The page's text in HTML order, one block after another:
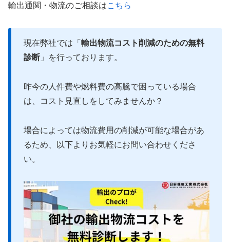
輸出通関・物流のご相談はこちら
現在弊社では「 輸出物流コスト削減のための無料
診断 」を行っております。
昨今の人件費や燃料費の高騰で困っている場合
は、コスト見直しをしてみませんか？
場合によっては物流費用の削減が可能な場合があ
るため、以下よりお気軽にお問い合わせくださ
い。